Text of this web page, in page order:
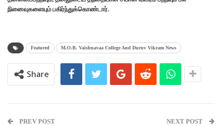
நினைவுகளையும் பகிர்ந்துக்கொண்டார்.
Featured M.O.B. Vaishnavaa College And Duruv Vikram News
Share
PREV POST NEXT POST